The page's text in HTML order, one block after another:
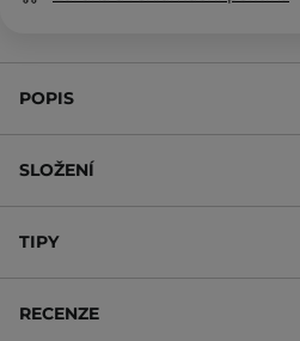
POPIS
SLOŽENÍ
TIPY
RECENZE